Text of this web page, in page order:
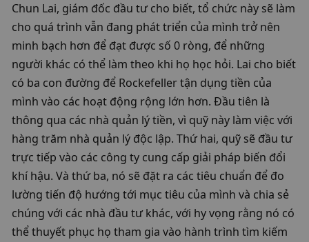
Chun Lai, giám đốc đầu tư cho biết, tổ chức này sẽ làm
cho quá trình vẫn đang phát triển của mình trở nên
minh bạch hơn để đạt được số 0 ròng, để những
người khác có thể làm theo khi họ học hỏi. Lai cho biết
có ba con đường để Rockefeller tận dụng tiền của
mình vào các hoạt động rộng lớn hơn. Đầu tiên là
thông qua các nhà quản lý tiền, vì quỹ này làm việc với
hàng trăm nhà quản lý độc lập. Thứ hai, quỹ sẽ đầu tư
trực tiếp vào các công ty cung cấp giải pháp biến đổi
khí hậu. Và thứ ba, nó sẽ đặt ra các tiêu chuẩn để đo
lường tiến độ hướng tới mục tiêu của mình và chia sẻ
chúng với các nhà đầu tư khác, với hy vọng rằng nó có
thể thuyết phục họ tham gia vào hành trình tìm kiếm